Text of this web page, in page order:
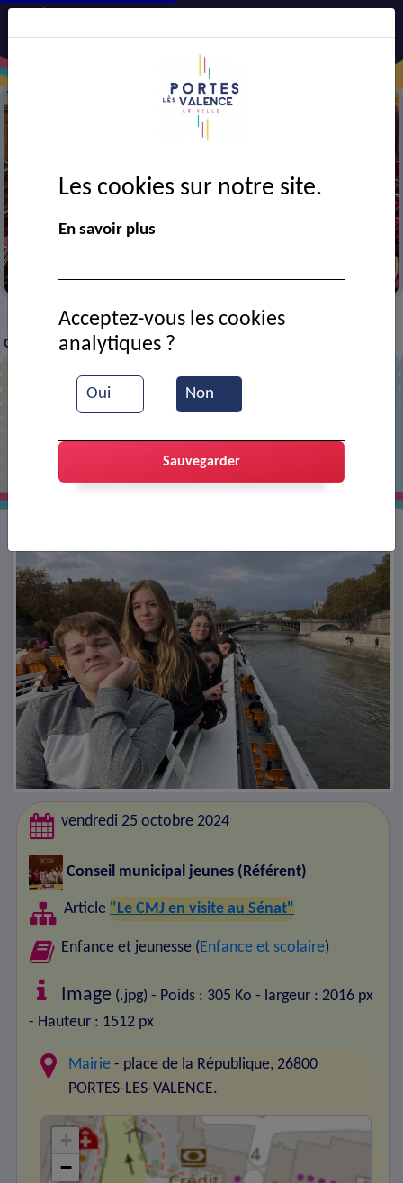
> VIE MUNICIPALE > Ressources documentaires
CMJ en visite au Sénat
vendredi 25 octobre 2024
Conseil municipal jeunes (Référent)
Article "Le CMJ en visite au Sénat"
Enfance et jeunesse ( Enfance et scolaire)
Image (.jpg) - Poids : 305 Ko - largeur : 2016 px
- Hauteur : 1512 px
Mairie - place de la République, 26800
PORTES-LES-VALENCE.
+
−
Les cookies sur notre site.
En savoir plus
Oui Non
Acceptez-vous les cookies
analytiques ?
Sauvegarder